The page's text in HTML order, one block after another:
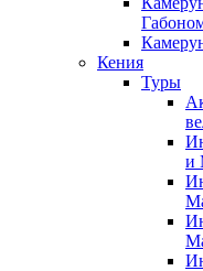
Кения
Туры
и